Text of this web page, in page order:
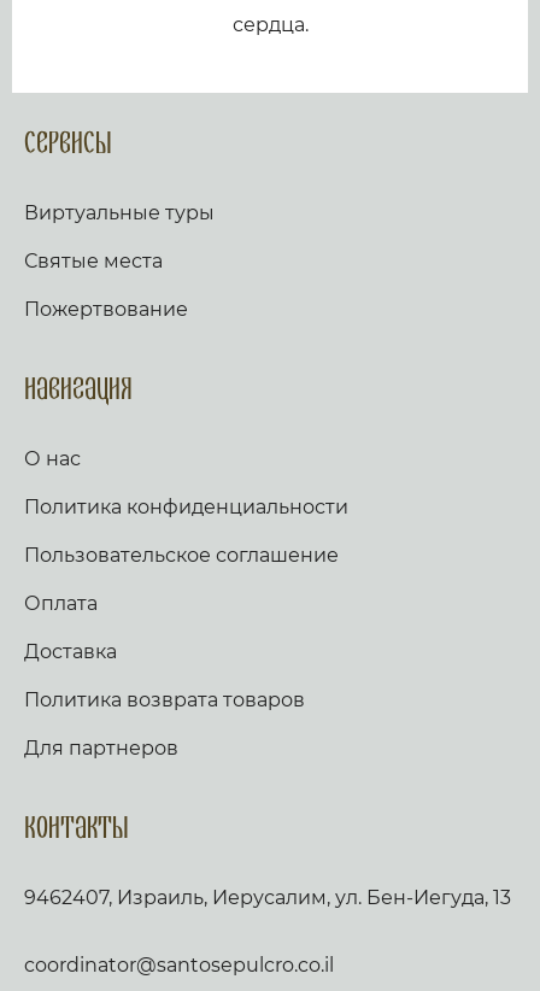
сердца.
Сервисы
Виртуальные туры
Святые места
Пожертвование
Навигация
О нас
Политика конфиденциальности
Пользовательское соглашение
Оплата
Доставка
Политика возврата товаров
Для партнеров
Контакты
9462407, Израиль, Иерусалим, ул. Бен-Иегуда, 13
coordinator@santosepulcro.co.il